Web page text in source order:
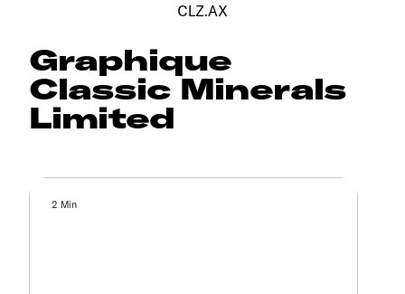
CLZ.AX
Graphique
Classic Minerals
Limited
2 Min